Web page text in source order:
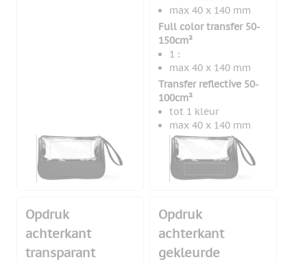
max 40 x 140 mm
Full color transfer 50-
150cm²
1 :
max 40 x 140 mm
Transfer reflective 50-
100cm²
tot 1 kleur
max 40 x 140 mm
Opdruk
achterkant
transparant
Opdruk
achterkant
gekleurde